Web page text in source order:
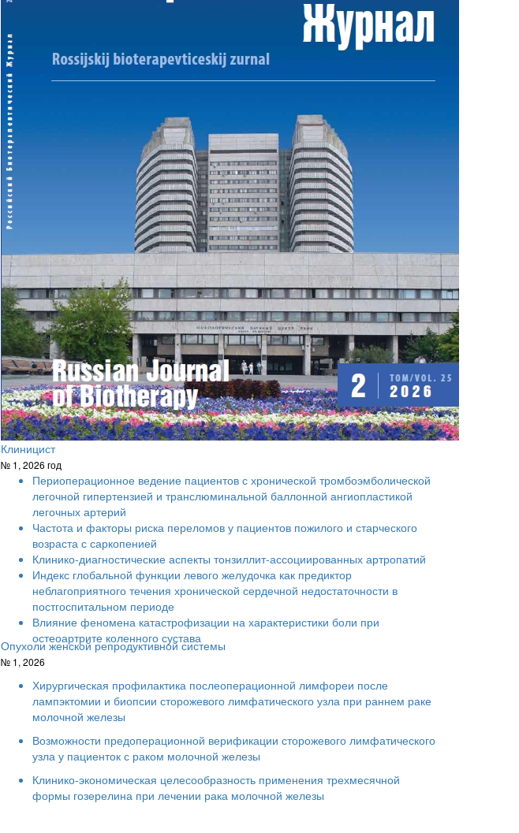
Инструментальные методы анализа производных индолокарбазола,
Взаимосвязи между классами биоактивных веществ и лечебными свойствами
растений полуострова Абрау: математические подходы к оценке
Клиницист
№ 1, 2026 год
Периоперационное ведение пациентов с хронической тромбоэмболической
легочной гипертензией и транслюминальной баллонной ангиопластикой
легочных артерий
Частота и факторы риска переломов у пациентов пожилого и старческого
возраста с саркопенией
Клинико-диагностические аспекты тонзиллит-ассоциированных артропатий
Индекс глобальной функции левого желудочка как предиктор
неблагоприятного течения хронической сердечной недостаточности в
постгоспитальном периоде
Влияние феномена катастрофизации на характеристики боли при
остеоартрите коленного сустава
Опухоли женской репродуктивной системы
№ 1, 2026
Хирургическая профилактика послеоперационной лимфореи после
лампэктомии и биопсии сторожевого лимфатического узла при раннем раке
молочной железы
Возможности предоперационной верификации сторожевого лимфатического
узла у пациенток с раком молочной железы
Клинико-экономическая целесообразность применения трехмесячной
формы гозерелина при лечении рака молочной железы